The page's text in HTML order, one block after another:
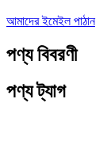
আমাদের ইমেইল পাঠান
পণ্য বিবরণী
পণ্য ট্যাগ